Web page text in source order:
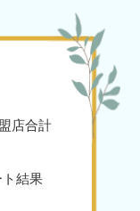
店合計
結果